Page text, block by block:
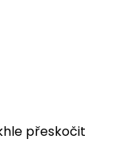
přeskočit